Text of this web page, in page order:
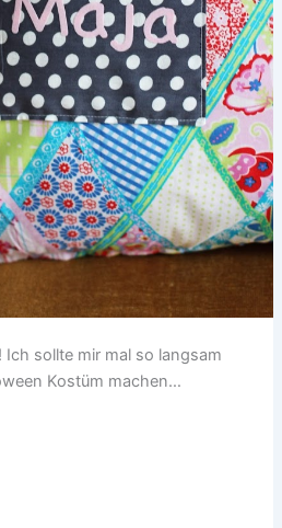
sollte mir mal so langsam
Kostüm machen…